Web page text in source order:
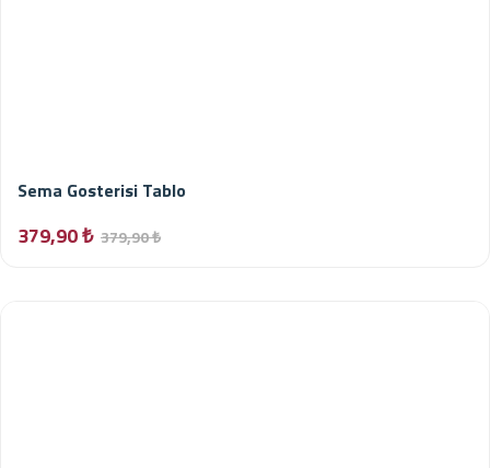
Sema Gosterisi Tablo
379,90 ₺ 379,90 ₺